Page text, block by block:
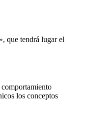
», que tendrá lugar el
los conceptos